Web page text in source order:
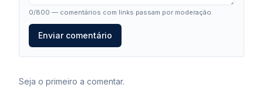
0/800 — comentários com links passam por moderação.
Enviar comentário
Seja o primeiro a comentar.